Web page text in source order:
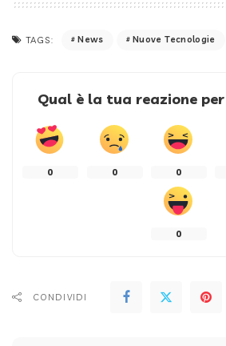
TAGS: News Nuove Tecnologie
Qual è la tua reazione
0 0 0
0
CONDIVIDI